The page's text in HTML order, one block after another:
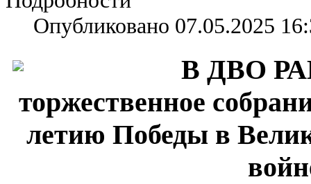
Опубликовано 07.05.2025
В ДВО
торжественное
летию Победы в